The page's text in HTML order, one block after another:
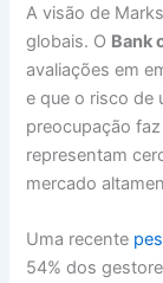
A visão de
globais. O Bank
avaliações em
e que o risco de
preocupação
representam
mercado
Uma recente
54% dos